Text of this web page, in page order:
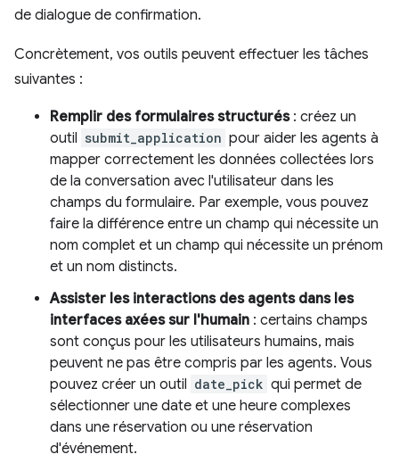
de dialogue de confirmation.
Concrètement, vos outils peuvent effectuer les tâches
suivantes :
Remplir des formulaires structurés: créez un
outil submit_application pour aider les agents à
mapper correctement les données collectées lors
de la conversation avec l'utilisateur dans les
champs du formulaire. Par exemple, vous pouvez
faire la différence entre un champ qui nécessite un
nom complet et un champ qui nécessite un prénom
et un nom distincts.
Assister les interactions des agents dans les
interfaces axées sur l'humain : certains champs
sont conçus pour les utilisateurs humains, mais
peuvent ne pas être compris par les agents. Vous
pouvez créer un outil date_pick qui permet de
sélectionner une date et une heure complexes
dans une réservation ou une réservation
d'événement.